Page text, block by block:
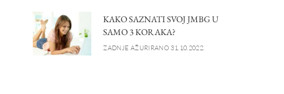
KAKO SAZNATI SVOJ JMBG U
SAMO 3 KORAKA?
ZADNJE AŽURIRANO 31.10.2022.